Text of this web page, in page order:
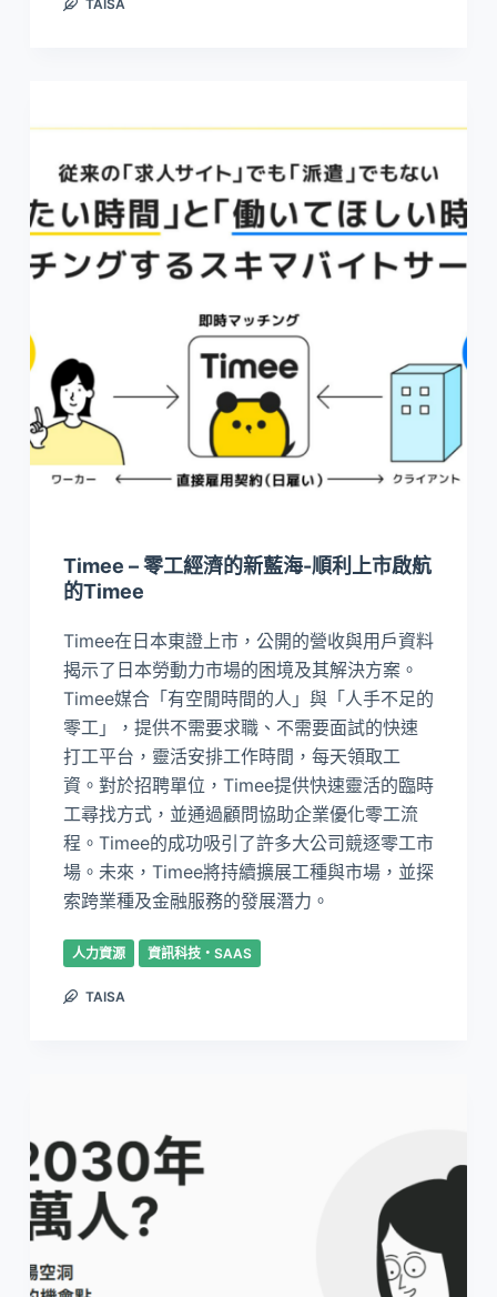
TAISA
Timee – 零工經濟的新藍海-順利上市啟航
的Timee
Timee在日本東證上市，公開的營收與用戶資料
揭示了日本勞動力市場的困境及其解決方案。
Timee媒合「有空閒時間的人」與「人手不足的
零工」，提供不需要求職、不需要面試的快速
打工平台，靈活安排工作時間，每天領取工
資。對於招聘單位，Timee提供快速靈活的臨時
工尋找方式，並通過顧問協助企業優化零工流
程。Timee的成功吸引了許多大公司競逐零工市
場。未來，Timee將持續擴展工種與市場，並探
索跨業種及金融服務的發展潛力。
人力資源 資訊科技・SAAS
TAISA